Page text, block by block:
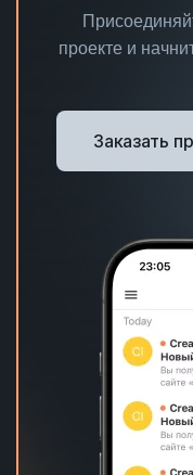
проекте и
Заказать